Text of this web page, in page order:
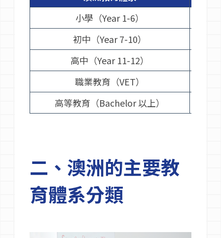
小學（Year 1-6）
初中（Year 7-10）
高中（Year 11-12）
職業教育（VET）
高等教育（Bachelor 以上）
二、澳洲的主要教
育體系分類